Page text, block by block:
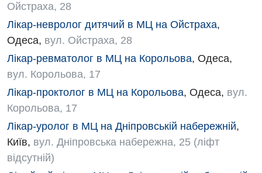
Ойстраха, 28
Лікар-невролог дитячий в МЦ на Ойстраха,
Одеса, вул. Ойстраха, 28
Лікар-ревматолог в МЦ на Корольова, Одеса,
вул. Корольова, 17
Лікар-проктолог в МЦ на Корольова, Одеса, вул.
Корольова, 17
Лікар-уролог в МЦ на Дніпровській набережній,
Київ, вул. Дніпровська набережна, 25 (ліфт
відсутній)